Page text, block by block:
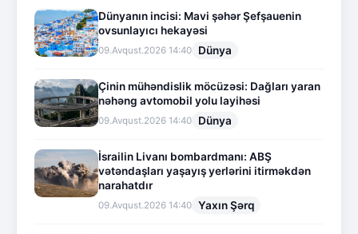
Dünyanın incisi: Mavi şəhər Şefşauenin
ovsunlayıcı hekayəsi
09.Avqust.2026 14:40 Dünya
Çinin mühəndislik möcüzəsi: Dağları yaran
nəhəng avtomobil yolu layihəsi
09.Avqust.2026 14:40 Dünya
İsrailin Livanı bombardmanı: ABŞ
vətəndaşları yaşayış yerlərini itirməkdən
narahatdır
09.Avqust.2026 14:40 Yaxın Şərq